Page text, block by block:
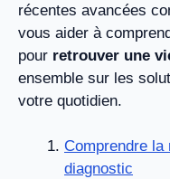
récentes avancées
vous aider à
pour retrouver une
ensemble sur les
votre quotidien.
Comprendre la
diagnostic